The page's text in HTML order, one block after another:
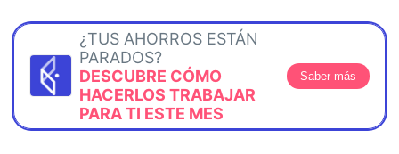
¿TUS AHORROS ESTÁN
PARADOS?
DESCUBRE CÓMO
HACERLOS TRABAJAR
PARA TI ESTE MES
Saber más